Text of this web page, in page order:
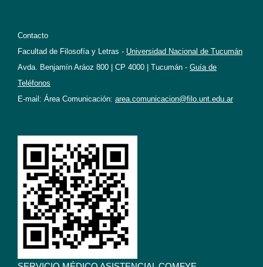
Contacto
Facultad de Filosofía y Letras - Universidad Nacional de Tucumán
Avda. Benjamín Aráoz 800 | CP 4000 | Tucumán - Guía de
Teléfonos
E-mail: Área Comunicación: area.comunicacion@filo.unt.edu.ar